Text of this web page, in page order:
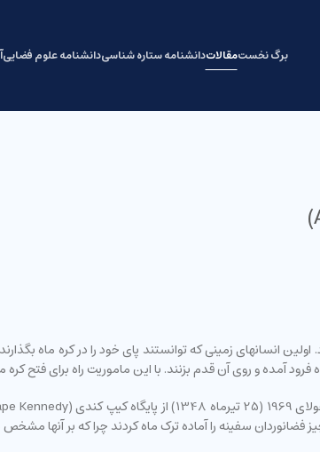
برگ نخستمقالاتدانشنامه ستاره شناسیدانشنامه علوم فضایی